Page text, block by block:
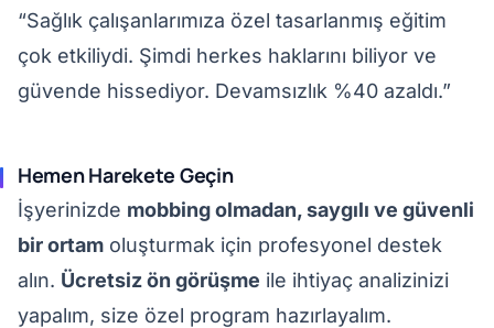
“Sağlık çalışanlarımıza özel tasarlanmış eğitim
çok etkiliydi. Şimdi herkes haklarını biliyor ve
güvende hissediyor. Devamsızlık %40 azaldı.”
Hemen Harekete Geçin
İşyerinizde mobbing olmadan, saygılı ve güvenli
bir ortam oluşturmak için profesyonel destek
alın. Ücretsiz ön görüşme ile ihtiyaç analizinizi
yapalım, size özel program hazırlayalım.